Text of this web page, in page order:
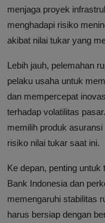
menjaga proyek
menghadapi risiko
akibat nilai tukar yang
Lebih jauh, pelemahan
pelaku usaha untuk
dan mempercepat
terhadap volatilitas
memilih produk
risiko nilai tukar saat ini.
Ke depan, penting
Bank Indonesia dan
memengaruhi stabilitas
harus bersiap dengan